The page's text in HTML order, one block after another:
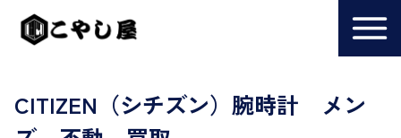
CITIZEN（シチズン）腕時計 メン